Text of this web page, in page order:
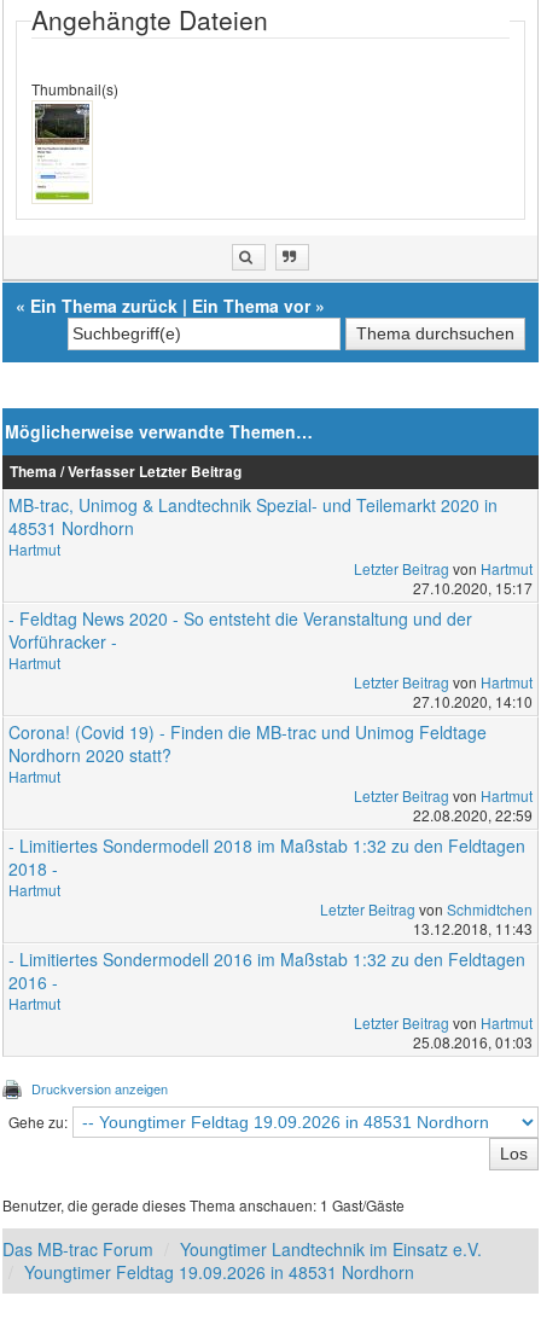
Angehängte Dateien
Thumbnail(s)
« Ein Thema zurück | Ein Thema vor»
Möglicherweise verwandte Themen…
Thema / Verfasser Letzter Beitrag
MB-trac, Unimog & Landtechnik Spezial- und Teilemarkt 2020 in
48531 Nordhorn
Hartmut
Letzter Beitrag von Hartmut
27.10.2020, 15:17
- Feldtag News 2020 - So entsteht die Veranstaltung und der
Vorführacker -
Hartmut
Letzter Beitrag von Hartmut
27.10.2020, 14:10
Corona! (Covid 19) - Finden die MB-trac und Unimog Feldtage
Nordhorn 2020 statt?
Hartmut
Letzter Beitrag von Hartmut
22.08.2020, 22:59
- Limitiertes Sondermodell 2018 im Maßstab 1:32 zu den Feldtagen
2018 -
Hartmut
Letzter Beitrag von Schmidtchen
13.12.2018, 11:43
- Limitiertes Sondermodell 2016 im Maßstab 1:32 zu den Feldtagen
2016 -
Hartmut
Letzter Beitrag von Hartmut
25.08.2016, 01:03
Druckversion anzeigen
Gehe zu:
Benutzer, die gerade dieses Thema anschauen: 1 Gast/Gäste
Das MB-trac Forum
Youngtimer Landtechnik im Einsatz e.V.
Youngtimer Feldtag 19.09.2026 in 48531 Nordhorn